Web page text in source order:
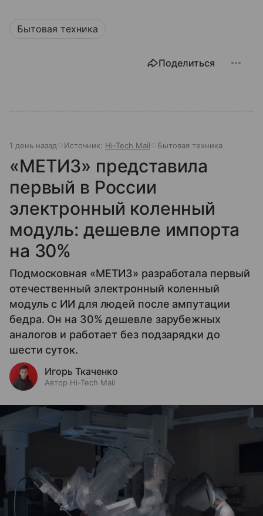
Бытовая техника
Поделиться
1 день назад Источник: Hi-Tech Mail Бытовая техника
«МЕТИЗ» представила
первый в России
электронный коленный
модуль: дешевле импорта
на 30%
Подмосковная «МЕТИЗ» разработала первый
отечественный электронный коленный
модуль с ИИ для людей после ампутации
бедра. Он на 30% дешевле зарубежных
аналогов и работает без подзарядки до
шести суток.
Игорь Ткаченко
Автор Hi-Tech Mail